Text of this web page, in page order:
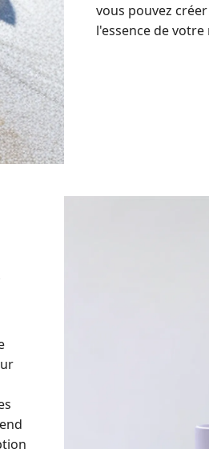
vous pouvez
l'essence de votre